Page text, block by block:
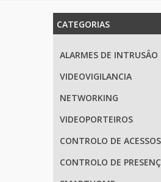
CATEGORIAS
ALARMES DE INTRUSÂO
VIDEOVIGILANCIA
NETWORKING
VIDEOPORTEIROS
CONTROLO DE ACESSOS
CONTROLO DE